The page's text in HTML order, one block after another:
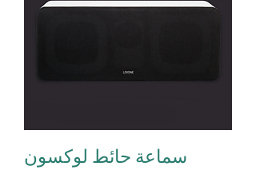
سماعة حائط لوكسون